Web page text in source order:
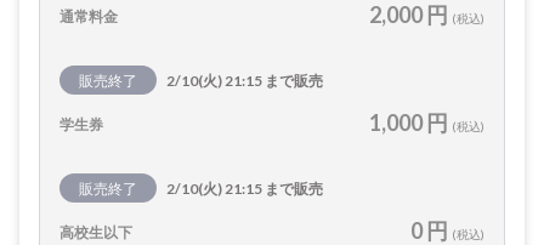
通常料金 2,000 円 (税込)
販売終了 2/10(火) 21:15 まで販売
学生券 1,000 円 (税込)
販売終了 2/10(火) 21:15 まで販売
高校生以下 0 円 (税込)